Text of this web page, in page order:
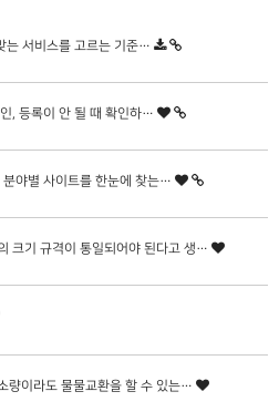
는 서비스를 고르는 기준…
, 등록이 안 될 때 확인하…
야별 사이트를 한눈에 찾는…
크기 규격이 통일되어야 된다고 생…
량이라도 물물교환을 할 수 있는…